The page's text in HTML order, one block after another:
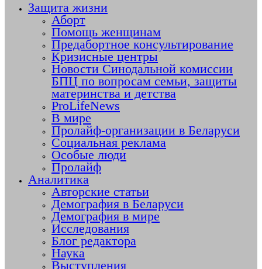
Защита жизни
Аборт
Помощь женщинам
Предабортное консультирование
Кризисные центры
Новости Синодальной комиссии
БПЦ по вопросам семьи, защиты
материнства и детства
ProLifeNews
В мире
Пролайф-организации в Беларуси
Социальная реклама
Особые люди
Пролайф
Аналитика
Авторские статьи
Демография в Беларуси
Демография в мире
Исследования
Блог редактора
Наука
Выступления